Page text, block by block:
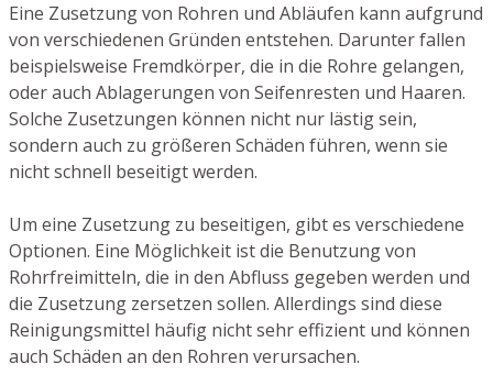
Eine Zusetzung von Rohren und Abläufen kann aufgrund
von verschiedenen Gründen entstehen. Darunter fallen
beispielsweise Fremdkörper, die in die Rohre gelangen,
oder auch Ablagerungen von Seifenresten und Haaren.
Solche Zusetzungen können nicht nur lästig sein,
sondern auch zu größeren Schäden führen, wenn sie
nicht schnell beseitigt werden.
Um eine Zusetzung zu beseitigen, gibt es verschiedene
Optionen. Eine Möglichkeit ist die Benutzung von
Rohrfreimitteln, die in den Abfluss gegeben werden und
die Zusetzung zersetzen sollen. Allerdings sind diese
Reinigungsmittel häufig nicht sehr effizient und können
auch Schäden an den Rohren verursachen.